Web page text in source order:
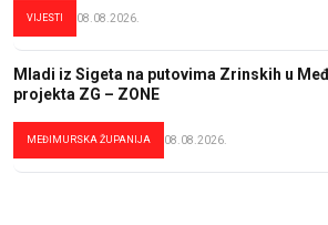
VIJESTI 08.08.2026.
Mladi iz Sigeta na putovima Zrinskih u
projekta ZG – ZONE
MEĐIMURSKA ŽUPANIJA 08.08.2026.